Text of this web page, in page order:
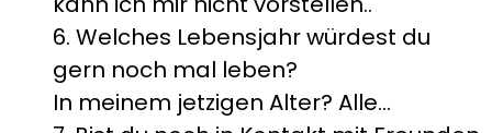
6. Welches Lebensjahr würdest du
gern noch mal leben?
In meinem jetzigen Alter? Alle…